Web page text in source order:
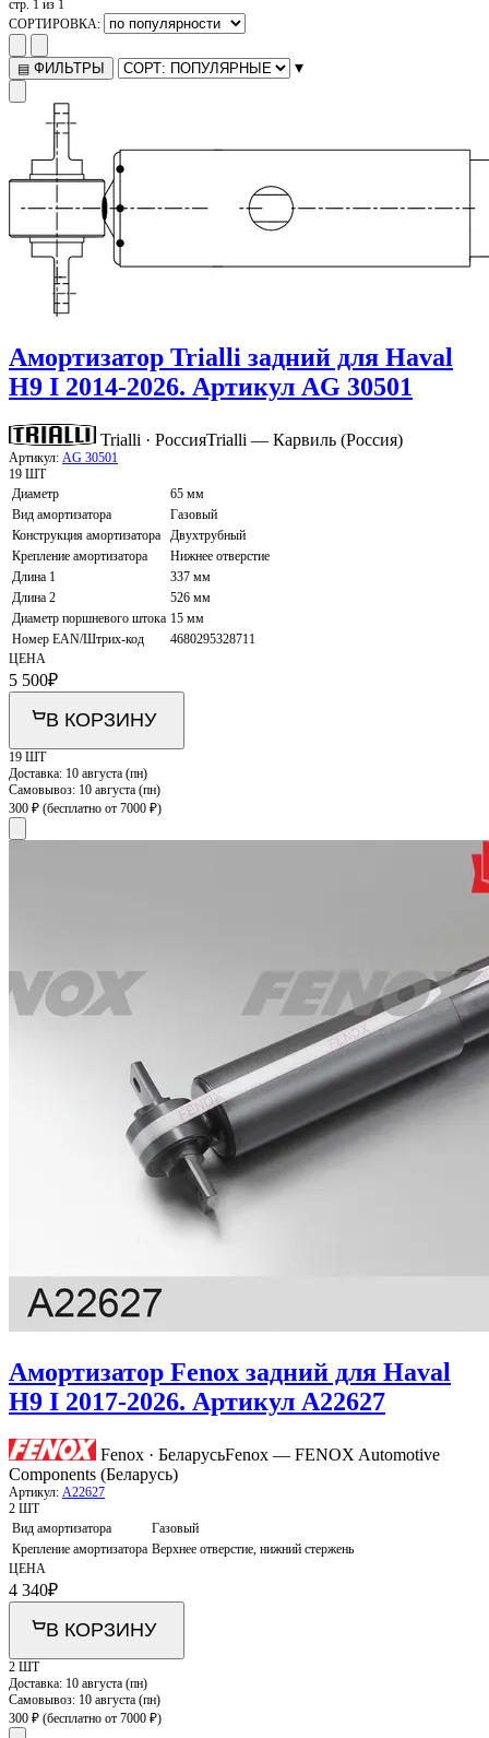
стр. 1 из 1
СОРТИРОВКА:
▤ ФИЛЬТРЫ ▾
Амортизатор Trialli задний для Haval
H9 I 2014-2026. Артикул AG 30501
Trialli · РоссияTrialli — Карвиль (Россия)
Артикул: AG 30501
19 ШТ
Диаметр
65 мм
Вид амортизатора
Газовый
Конструкция амортизатора
Двухтрубный
Крепление амортизатора
Нижнее отверстие
Длина 1
337 мм
Длина 2
526 мм
Диаметр поршневого штока 15 мм
Номер EAN/Штрих-код
4680295328711
ЦЕНА
5 500₽
В КОРЗИНУ
19 ШТ
Доставка: 10 августа (пн)
Самовывоз: 10 августа (пн)
300 ₽ (бесплатно от 7000 ₽)
Амортизатор Fenox задний для Haval
H9 I 2017-2026. Артикул A22627
Fenox · БеларусьFenox — FENOX Automotive
Components (Беларусь)
Артикул: A22627
2 ШТ
Вид амортизатора
Газовый
Крепление амортизатора Верхнее отверстие, нижний стержень
ЦЕНА
4 340₽
В КОРЗИНУ
2 ШТ
Доставка: 10 августа (пн)
Самовывоз: 10 августа (пн)
300 ₽ (бесплатно от 7000 ₽)